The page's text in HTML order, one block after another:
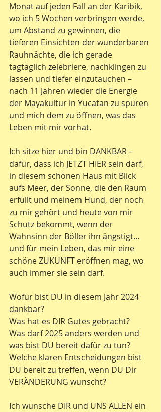
Monat auf jeden Fall an der Karibik,
wo ich 5 Wochen verbringen werde,
um Abstand zu gewinnen, die
tieferen Einsichten der wunderbaren
Rauhnächte, die ich gerade
tagtäglich zelebriere, nachklingen zu
lassen und tiefer einzutauchen –
nach 11 Jahren wieder die Energie
der Mayakultur in Yucatan zu spüren
und mich dem zu öffnen, was das
Leben mit mir vorhat.
Ich sitze hier und bin DANKBAR –
dafür, dass ich JETZT HIER sein darf,
in diesem schönen Haus mit Blick
aufs Meer, der Sonne, die den Raum
erfüllt und meinem Hund, der noch
zu mir gehört und heute von mir
Schutz bekommt, wenn der
Wahnsinn der Böller ihn ängstigt...
und für mein Leben, das mir eine
schöne ZUKUNFT eröffnen mag, wo
auch immer sie sein darf.
Wofür bist DU in diesem Jahr 2024
dankbar?
Was hat es DIR Gutes gebracht?
Was darf 2025 anders werden und
was bist DU bereit dafür zu tun?
Welche klaren Entscheidungen bist
DU bereit zu treffen, wenn DU Dir
VERÄNDERUNG wünscht?
Ich wünsche DIR und UNS ALLEN ein